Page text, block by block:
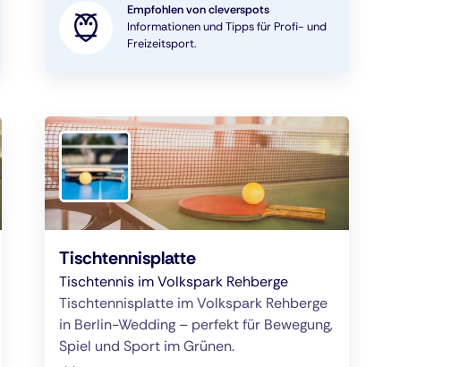
Empfohlen von cleverspots
Informationen und Tipps für Profi- und
Freizeitsport.
Tischtennisplatte
Tischtennis im Volkspark Rehberge
Tischtennisplatte im Volkspark Rehberge
in Berlin-Wedding – perfekt für Bewegung,
Spiel und Sport im Grünen.